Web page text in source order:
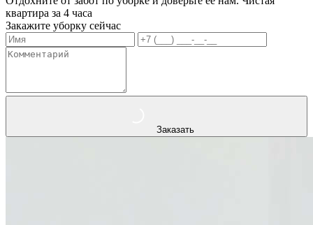
квартира за 4 часа
Закажите уборку сейчас
Заказать